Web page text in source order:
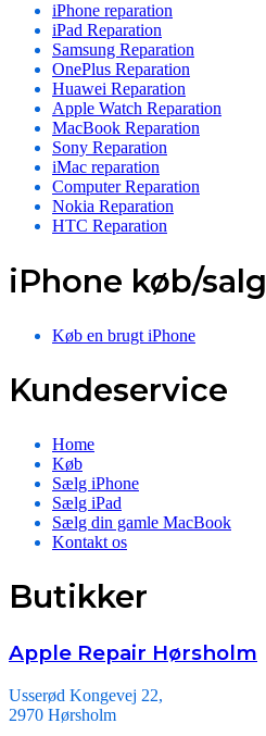
iPhone reparation
iPad Reparation
Samsung Reparation
OnePlus Reparation
Huawei Reparation
Apple Watch Reparation
MacBook Reparation
Sony Reparation
iMac reparation
Computer Reparation
Nokia Reparation
HTC Reparation
iPhone køb/salg
Køb en brugt iPhone
Kundeservice
Home
Køb
Sælg iPhone
Sælg iPad
Sælg din gamle MacBook
Kontakt os
Butikker
Apple Repair Hørsholm
Usserød Kongevej 22,
2970 Hørsholm